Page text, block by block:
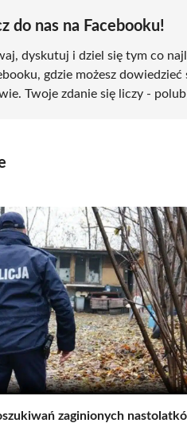
do nas na Facebooku!
dyskutuj i dziel się tym co
gdzie możesz
Twoje zdanie się liczy -
zaginionych